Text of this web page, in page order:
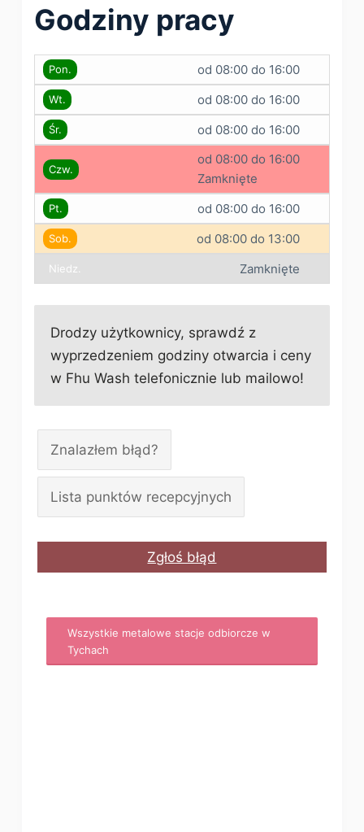
Godziny pracy
Pon. od 08:00 do 16:00
Wt. od 08:00 do 16:00
Śr. od 08:00 do 16:00
Czw.
od 08:00 do 16:00
Zamknięte
Pt. od 08:00 do 16:00
Sob. od 08:00 do 13:00
Niedz. Zamknięte
Drodzy użytkownicy, sprawdź z
wyprzedzeniem godziny otwarcia i ceny
w Fhu Wash telefonicznie lub mailowo!
Znalazłem błąd?
Lista punktów recepcyjnych
Zgłoś błąd
Wszystkie metalowe stacje odbiorcze w
Tychach